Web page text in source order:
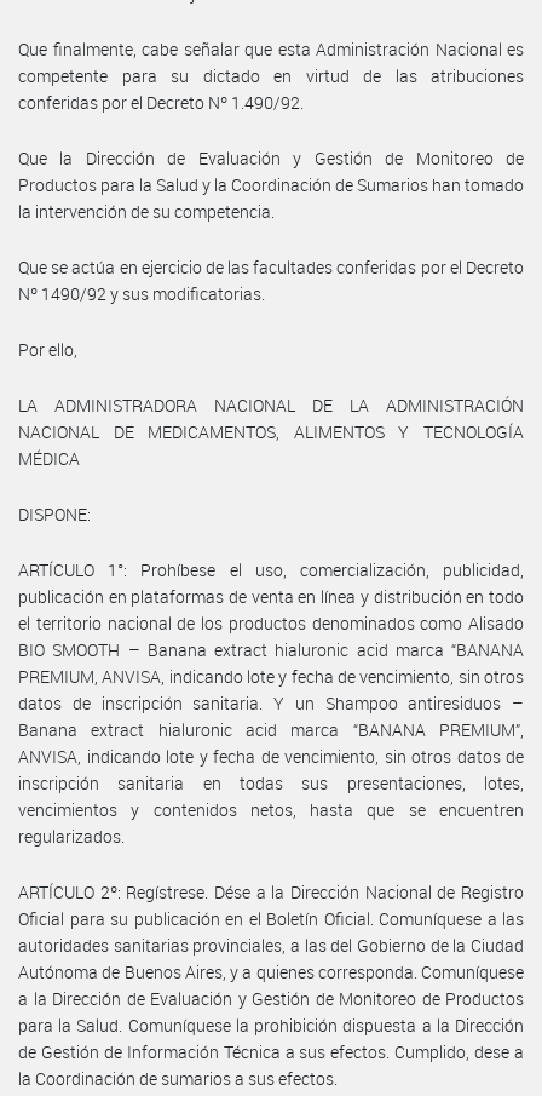
Que finalmente, cabe señalar que esta Administración Nacional es
competente para su dictado en virtud de las atribuciones
conferidas por el Decreto Nº 1.490/92.
Que la Dirección de Evaluación y Gestión de Monitoreo de
Productos para la Salud y la Coordinación de Sumarios han tomado
la intervención de su competencia.
Que se actúa en ejercicio de las facultades conferidas por el Decreto
Nº 1490/92 y sus modificatorias.
Por ello,
LA ADMINISTRADORA NACIONAL DE LA ADMINISTRACIÓN
NACIONAL DE MEDICAMENTOS, ALIMENTOS Y TECNOLOGÍA
MÉDICA
DISPONE:
ARTÍCULO 1°: Prohíbese el uso, comercialización, publicidad,
publicación en plataformas de venta en línea y distribución en todo
el territorio nacional de los productos denominados como Alisado
BIO SMOOTH – Banana extract hialuronic acid marca “BANANA
PREMIUM, ANVISA, indicando lote y fecha de vencimiento, sin otros
datos de inscripción sanitaria. Y un Shampoo antiresiduos –
Banana extract hialuronic acid marca “BANANA PREMIUM”,
ANVISA, indicando lote y fecha de vencimiento, sin otros datos de
inscripción sanitaria en todas sus presentaciones, lotes,
vencimientos y contenidos netos, hasta que se encuentren
regularizados.
ARTÍCULO 2º: Regístrese. Dése a la Dirección Nacional de Registro
Oficial para su publicación en el Boletín Oficial. Comuníquese a las
autoridades sanitarias provinciales, a las del Gobierno de la Ciudad
Autónoma de Buenos Aires, y a quienes corresponda. Comuníquese
a la Dirección de Evaluación y Gestión de Monitoreo de Productos
para la Salud. Comuníquese la prohibición dispuesta a la Dirección
de Gestión de Información Técnica a sus efectos. Cumplido, dese a
la Coordinación de sumarios a sus efectos.